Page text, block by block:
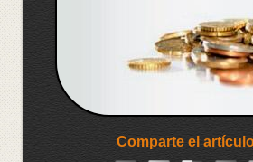
Comparte el